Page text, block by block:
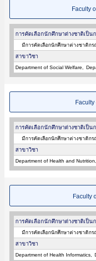
Faculty
การคัดเลือกนักศึกษาต่างชาติเป็น
มีการคัดเลือกนักศึกษาต่างชาติกร
สาขาวิชา
Department of Social Welfare
การคัดเลือกนักศึกษาต่างชาติเป็น
มีการคัดเลือกนักศึกษาต่างชาติกร
สาขาวิชา
Department of Health and Nutrition
Faculty
การคัดเลือกนักศึกษาต่างชาติเป็น
มีการคัดเลือกนักศึกษาต่างชาติกร
สาขาวิชา
Department of Health Informatics